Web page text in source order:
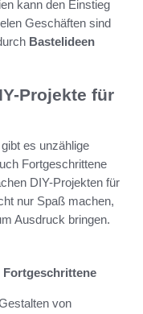
kann den Einstieg
Geschäften sind
Bastelideen
Projekte für
gibt es unzählige
Fortgeschrittene
DIY-Projekten für
nur Spaß machen,
Ausdruck bringen.
Fortgeschrittene
von